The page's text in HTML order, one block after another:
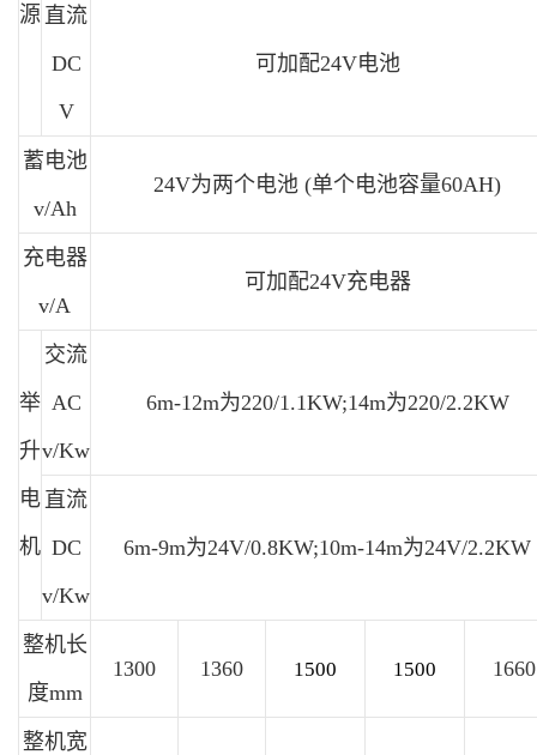
源 直流
DC
V
可加配24V电池
蓄电池
v/Ah
24V为两个电池 (单个电池容量60AH)
充电器
v/A
可加配24V充电器
举
升
电
机
交流
AC
v/Kw
6m-12m为220/1.1KW;14m为220/2.2KW
直流
DC
v/Kw
6m-9m为24V/0.8KW;10m-14m为24V/2.2KW
整机长
度mm
1300 1360 1500 1500 1660
整机宽